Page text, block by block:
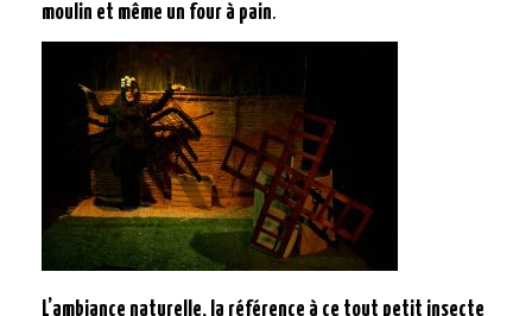
moulin et même un four à pain.
L’ambiance naturelle, la référence à ce tout petit insecte